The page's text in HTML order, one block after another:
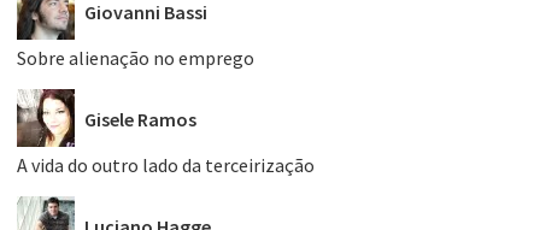
Giovanni Bassi
Sobre alienação no emprego
Gisele Ramos
A vida do outro lado da terceirização